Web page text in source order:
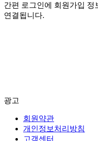
간편 로그인에 회원가입 정
연결됩니다.
광고
회원약관
개인정보처리방침
고객센터